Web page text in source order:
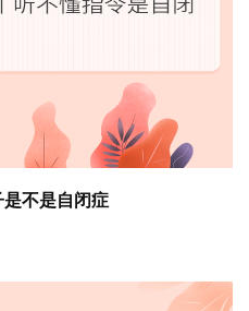
不是自闭症